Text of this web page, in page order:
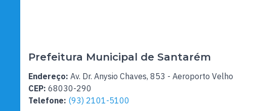
Prefeitura Municipal de Santarém
Endereço: Av. Dr. Anysio Chaves, 853 - Aeroporto Velho
CEP: 68030-290
Telefone: (93) 2101-5100